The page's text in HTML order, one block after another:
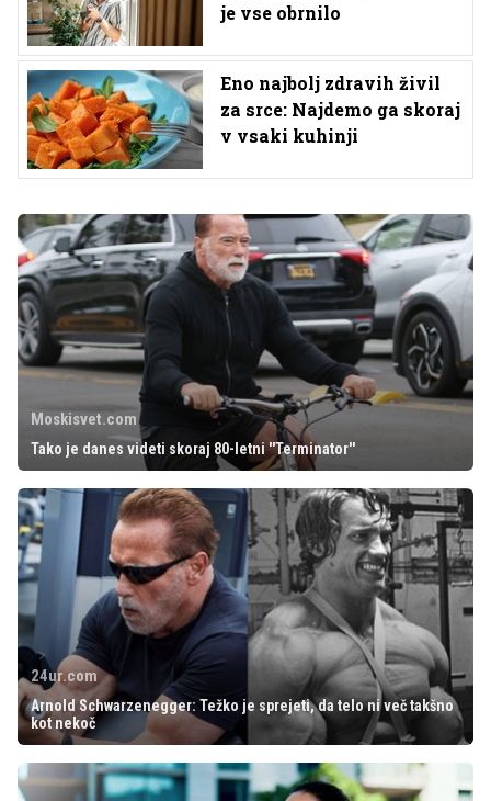
je vse obrnilo
Eno najbolj zdravih živil
za srce: Najdemo ga skoraj
v vsaki kuhinji
Moskisvet.com
Tako je danes videti skoraj 80-letni ''Terminator''
24ur.com
Arnold Schwarzenegger: Težko je sprejeti, da telo ni več takšno
kot nekoč